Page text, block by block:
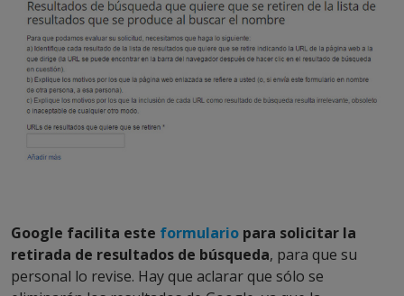
Google facilita este formulario para solicitar la
retirada de resultados de búsqueda, para que su
personal lo revise. Hay que aclarar que sólo se